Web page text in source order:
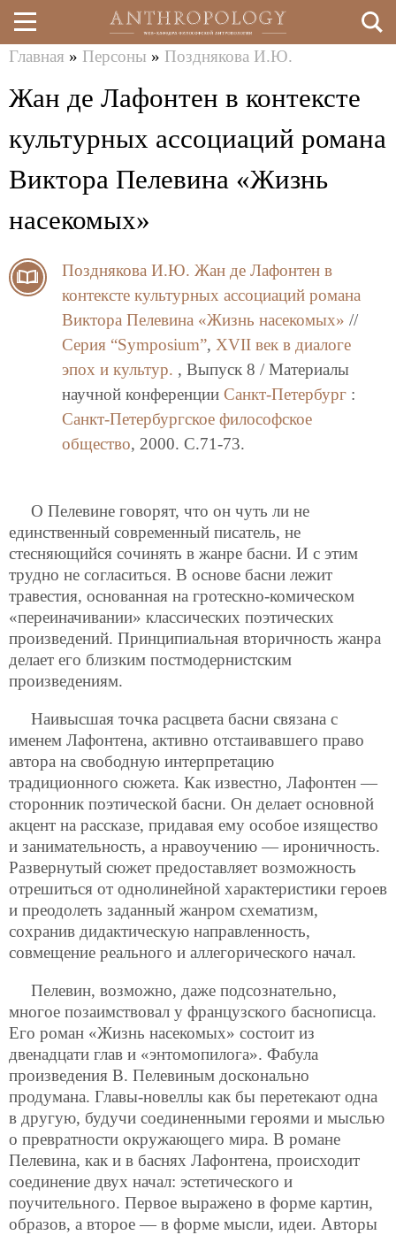
Перейти
здесь
Главная » Персоны » Позднякова И.Ю.
Жан де Лафонтен в контексте
культурных ассоциаций романа
Виктора Пелевина «Жизнь
насекомых»
Позднякова И.Ю. Жан де Лафонтен в
контексте культурных ассоциаций романа
Виктора Пелевина «Жизнь насекомых» //
Серия “Symposium”, XVII век в диалоге
эпох и культур. , Выпуск 8 / Материалы
научной конференции Санкт-Петербург :
Санкт-Петербургское философское
общество, 2000. C.71-73.
О Пелевине говорят, что он чуть ли не
единственный современный писатель, не
стесняющийся сочинять в жанре басни. И с этим
трудно не согласиться. В основе басни лежит
травестия, основанная на гротескно-комическом
«переиначивании» классических поэтических
произведений. Принципиальная вторичность жанра
делает его близким постмодернистским
произведениям.
Наивысшая точка расцвета басни связана с
именем Лафонтена, активно отстаивавшего право
автора на свободную интерпретацию
традиционного сюжета. Как известно, Лафонтен —
сторонник поэтической басни. Он делает основной
акцент на рассказе, придавая ему особое изящество
и занимательность, а нравоучению — ироничность.
Развернутый сюжет предоставляет возможность
отрешиться от однолинейной характеристики героев
и преодолеть заданный жанром схематизм,
сохранив дидактическую направленность,
совмещение реального и аллегорического начал.
Пелевин, возможно, даже подсознательно,
многое позаимствовал у французского баснописца.
Его роман «Жизнь насекомых» состоит из
двенадцати глав и «энтомопилога». Фабула
произведения В. Пелевиным досконально
продумана. Главы-новеллы как бы перетекают одна
в другую, будучи соединенными героями и мыслью
о превратности окружающего мира. В романе
Пелевина, как и в баснях Лафонтена, происходит
соединение двух начал: эстетического и
поучительного. Первое выражено в форме картин,
образов, а второе — в форме мысли, идеи. Авторы